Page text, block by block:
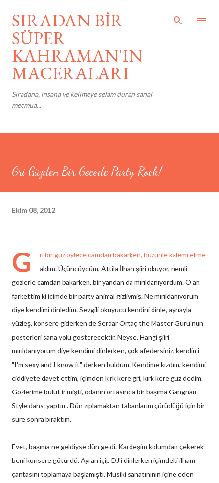
Ana içeriğe atla
SIRADAN BİR
SÜPER
KAHRAMAN'IN
MACERALARI
Sıradana, insana ve kelimeye selam duran sanal
mecmua...
Gri Güzden Bir Gecede Party Rock!
Ekim 08, 2012
G
ri bir güz öylece camdan bakarken, hüzünle kalemi elime
aldım. Üçüncüydüm, Attila İlhan şiiri okuyor, nemli
gözlerle camdan bakarken, bir yandan da mırıldanıyordum. O an
farkettim ki içimde bir party animal gizliymiş. Ne mırıldanıyorum
diye kendimi dinledim. Sevgili okuyucu kendini dinle, aynayla
yüzleş, konsere giderken de Serdar Ortaç the Master Guru'nun
posterleri sana yolu gösterecektir. Neyse. Hangi şiiri
mırıldanıyorum diye kendimi dinlerken, çok afedersiniz, kendimi
"I'm sexy and I know it" derken buldum. Kendime kızdım, kendimi
ciddiyete davet ettim, içimden kırk kere gri, kırk kere güz dedim.
Gözlerime bulut inmişti, odanın ortasında bir başıma Gangnam
Style dansı yaptım. Dün zıplamaktan tabanlarım çürüdüğü için bir
süre sonra bıraktım.
Evet, başıma ne geldiyse dün geldi. Kardeşim kolumdan çekerek
beni konsere götürdü. Ayran içip DJ'i dinlerken içimdeki ilham
çantasını toplamaya başlamıştı. Musiki sanatınının içine eden